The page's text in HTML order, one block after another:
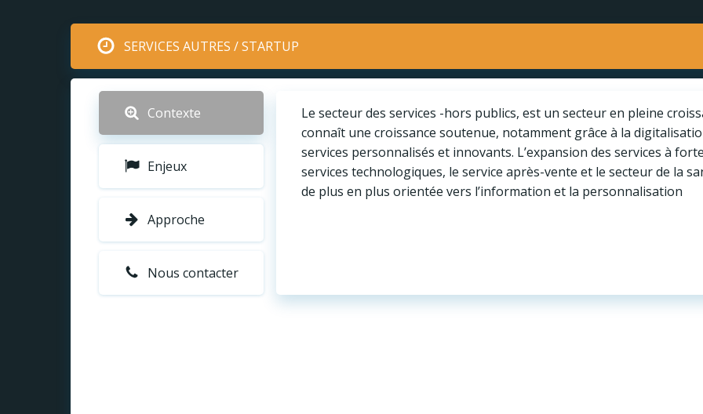
SERVICES AUTRES / STARTUP
Contexte
Enjeux
Approche
Nous contacter
Le secteur des services -hors publics, est un secteur en pleine
connaît une croissance soutenue, notamment grâce à la
services personnalisés et innovants. L’expansion des services à
services technologiques, le service après-vente et le secteur de la
de plus en plus orientée vers l’information et la personnalisation